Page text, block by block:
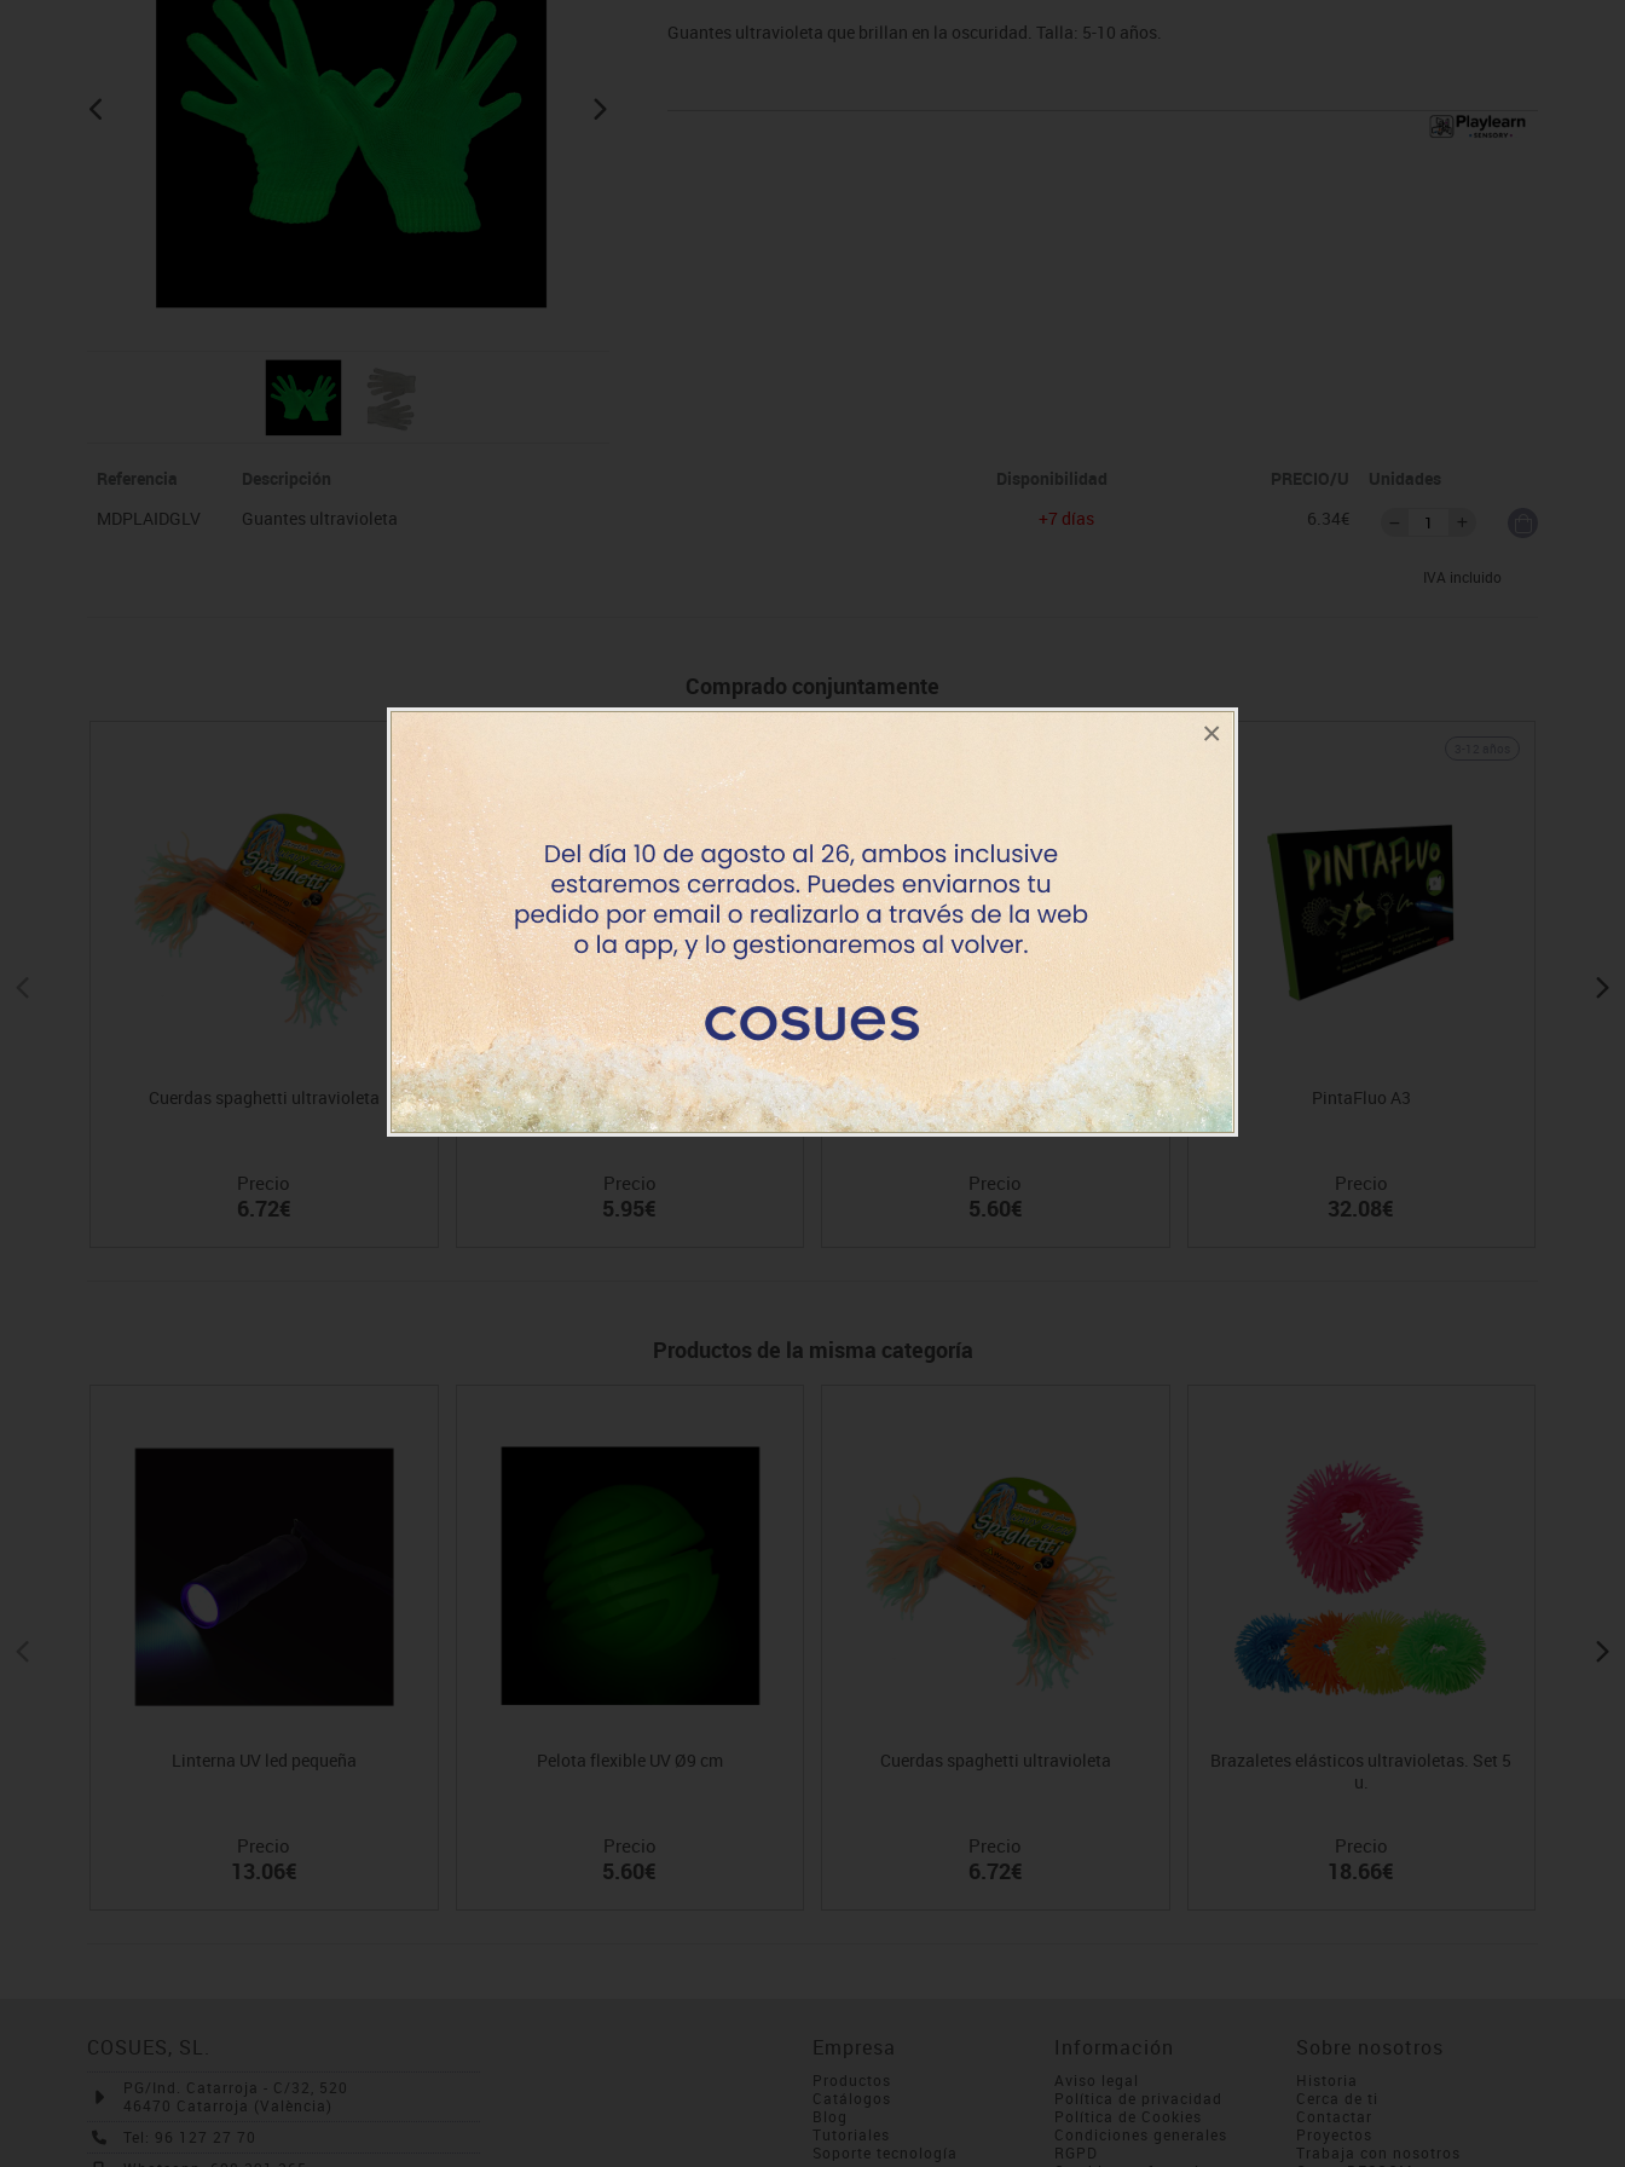
×
Manualidades
Material escolar
Plastifica, encuaderna, destruye
Papel y manipulados
Juegos de mesa
Juegos simbólicos
Pizarras, vitrinas y expositores
Sillas, bancos y taburetes
Guantes ultravioleta que brillan en la oscuridad. Talla: 5-10 años.
Referencia Descripción Disponibilidad PRECIO/U
Unidades
MDPLAIDGLV
Guantes ultravioleta +7 días 6.34€
IVA incluido
Comprado conjuntamente
Cuerdas spaghetti ultravioleta
Precio
6.72€
Varita fibra óptica
Precio
5.95€
Pelota flexible UV Ø9 cm
Precio
5.60€
PintaFluo A3
Precio
32.08€
Productos de la misma categoría
Linterna UV led pequeña
Precio
13.06€
Pelota flexible UV Ø9 cm
Precio
5.60€
Cuerdas spaghetti ultravioleta
Precio
6.72€
Brazaletes elásticos ultravioletas. Set 5
u.
Precio
18.66€
COSUES, SL.
PG/Ind. Catarroja - C/32, 520
46470 Catarroja (València)
Tel: 96 127 27 70
Empresa
Productos
Catálogos
Blog
Tutoriales
Soporte tecnología
Información
Aviso legal
Política de privacidad
Política de Cookies
Condiciones generales
RGPD
Sobre nosotros
Historia
Cerca de ti
Contactar
Proyectos
Trabaja con nosotros